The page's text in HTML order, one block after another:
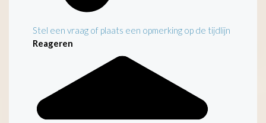
Stel een vraag of plaats een opmerking op de tijdlijn
Reageren